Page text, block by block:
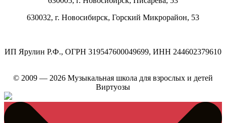
630032, г. Новосибирск, Горский Микрорайон, 53
ИП Ярулин Р.Ф., ОГРН 319547600049699, ИНН 244602379610
© 2009 — 2026 Музыкальная школа для взрослых и детей
Виртуозы